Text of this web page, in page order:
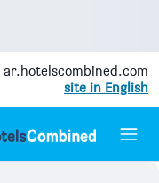
ar.hotelscombined.com
site in English